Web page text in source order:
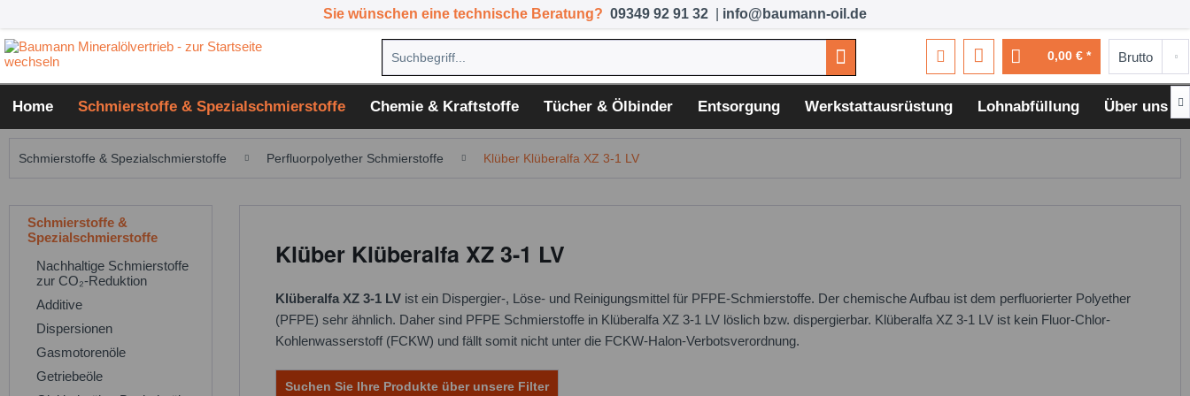
Sie wünschen eine technische Beratung? 09349 92 91 32 info@baumann-oil.de
0,00 € *
Home Schmierstoffe & Spezialschmierstoffe Chemie & Kraftstoffe Tücher & Ölbinder Entsorgung Werkstattausrüstung Lohnabfüllung Über uns 
Schmierstoffe & Spezialschmierstoffe Perfluorpolyether Schmierstoffe Klüber Klüberalfa XZ 3-1 LV
Schmierstoffe &
Spezialschmierstoffe
Nachhaltige Schmierstoffe
zur CO₂-Reduktion
Additive
Dispersionen
Gasmotorenöle
Getriebeöle
Klüber Klüberalfa XZ 3-1 LV
Klüberalfa XZ 3-1 LV ist ein Dispergier-, Löse- und Reinigungsmittel für PFPE-Schmierstoffe. Der chemische Aufbau ist dem perfluorierter Polyether
(PFPE) sehr ähnlich. Daher sind PFPE Schmierstoffe in Klüberalfa XZ 3-1 LV löslich bzw. dispergierbar. Klüberalfa XZ 3-1 LV ist kein Fluor-Chlor-
Kohlenwasserstoff (FCKW) und fällt somit nicht unter die FCKW-Halon-Verbotsverordnung.
Suchen Sie Ihre Produkte über unsere Filter